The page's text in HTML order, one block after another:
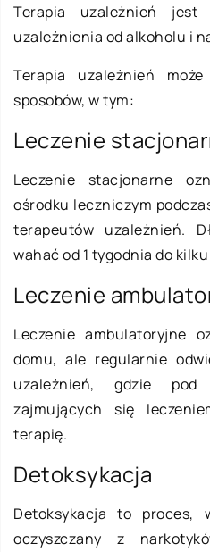
Terapia uzależnień jest
uzależnienia od alkoholu i
Terapia uzależnień
sposobów, w tym:
Leczenie
Leczenie stacjonarne
ośrodku leczniczym
terapeutów uzależnień.
wahać od 1 tygodnia do
Leczenie
Leczenie ambulatoryjne
domu, ale regularnie
uzależnień, gdzie pod
zajmujących się
terapię.
Detoksykacja
Detoksykacja to proces,
oczyszczany z